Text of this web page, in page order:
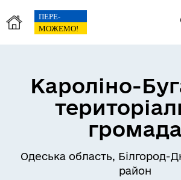
Кароліно-
громада
Одеська область, Білгород-
район